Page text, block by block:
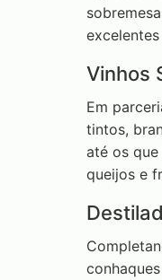
Vinhos
Em
tintos,
até os
queijos e